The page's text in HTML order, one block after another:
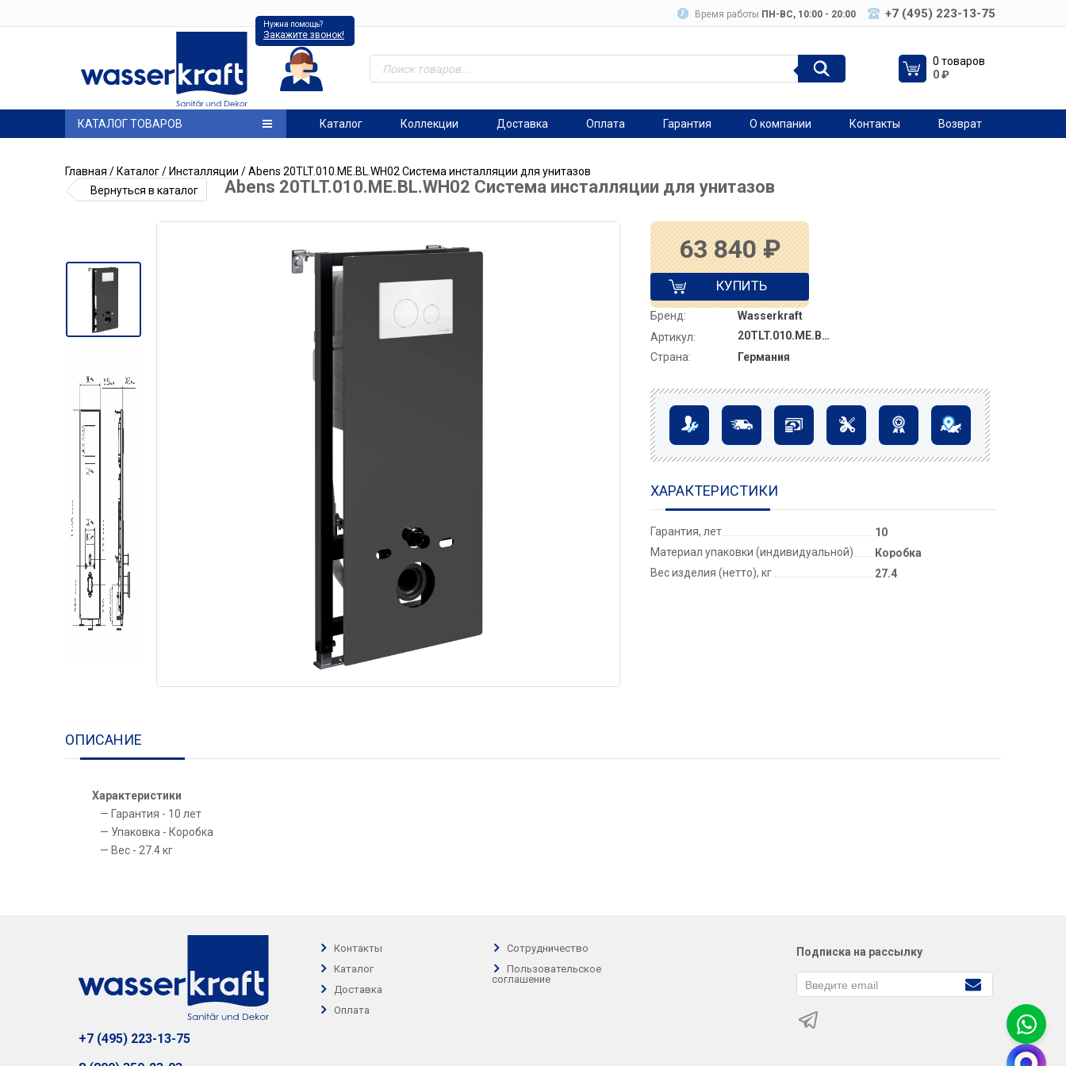
Время работы ПН-ВC, 10:00 - 20:00 +7 (495) 223-13-75
Нужна помощь?
Закажите звонок!
0 товаров
0₽
КАТАЛОГ ТОВАРОВ Каталог Коллекции Доставка Оплата Гарантия О компании Контакты Возврат
Главная / Каталог/ Инсталляции / Abens 20TLT.010.ME.BL.WH02 Система инсталляции для унитазов
Вернуться в каталог
Abens 20TLT.010.ME.BL.WH02 Система инсталляции для унитазов
63 840 ₽
КУПИТЬ
Бренд:
Wasserkraft
Артикул:
20TLT.010.ME.BL.WH02
Страна:
Германия
ХАРАКТЕРИСТИКИ
Гарантия, лет
10
Материал упаковки (индивидуальной)
Коробка
Вес изделия (нетто), кг
27.4
ОПИСАНИЕ
Характеристики
Гарантия - 10 лет
Упаковка - Коробка
Вес - 27.4 кг
+7 (495) 223-13-75
Контакты
Каталог
Доставка
Оплата
Сотрудничество
Пользовательское
соглашение
Подписка на рассылку